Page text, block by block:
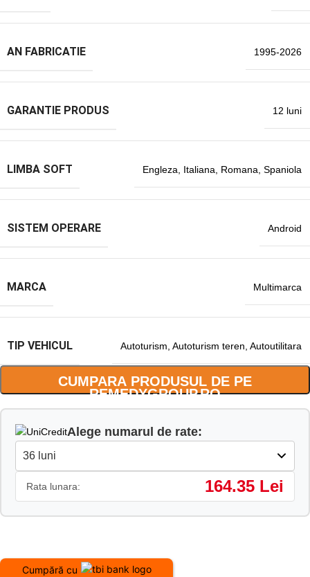
AN FABRICATIE 1995-2026
GARANTIE PRODUS 12 luni
LIMBA SOFT Engleza Italiana Romana Spaniola
SISTEM OPERARE Android
MARCA Multimarca
TIP VEHICUL Autoturism Autoturism teren Autoutilitara
CUMPARA PRODUSUL DE PE
REMEDYGROUP.RO
Alege numarul de rate:
Rata lunara: 164.35 Lei
Cumpără cu